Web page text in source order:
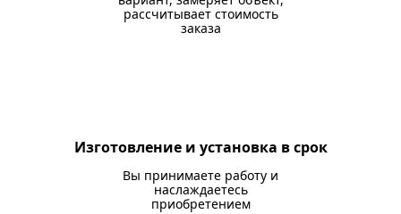
рассчитывает стоимость
заказа
Изготовление и установка в срок
Вы принимаете работу и
наслаждаетесь
приобретением